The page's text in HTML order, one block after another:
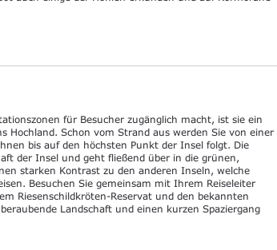
für Besucher zugänglich macht, ist sie ein
Hochland. Schon vom Strand aus werden Sie von einer
bis auf den höchsten Punkt der Insel folgt. Die
der Insel und geht fließend über in die grünen,
starken Kontrast zu den anderen Inseln, welche
Besuchen Sie gemeinsam mit Ihrem Reiseleiter
Riesenschildkröten-Reservat und den bekannten
Landschaft und einen kurzen Spaziergang